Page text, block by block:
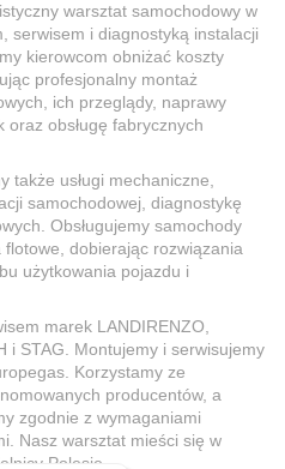
warsztat samochodowy w
serwisem i diagnostyką instalacji
kierowcom obniżać koszty
profesjonalny montaż
ich przeglądy, naprawy
oraz obsługę fabrycznych
także usługi mechaniczne,
samochodowej, diagnostykę
Obsługujemy samochody
dobierając rozwiązania
użytkowania pojazdu i
marek LANDIRENZO,
i STAG. Montujemy i serwisujemy
Korzystamy ze
producentów, a
zgodnie z wymaganiami
Nasz warsztat mieści się w
Polesie.